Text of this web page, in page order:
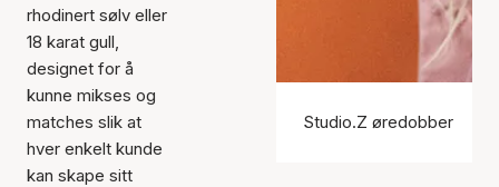
rhodinert sølv eller
18 karat gull,
designet for å
kunne mikses og
matches slik at
hver enkelt kunde
kan skape sitt
Studio.Z øredobber